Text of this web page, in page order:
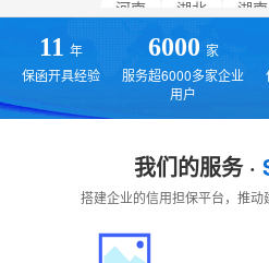
河南
湖北 湖南
云南
宁夏
新疆 国外
11 年
保函开具经验
6000 家
服务超6000多家企业
用户
我们的服务 ·
搭建企业的信用担保平台，推